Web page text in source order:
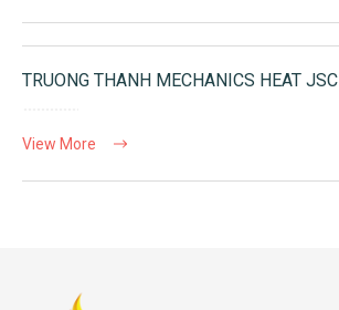
TRUONG THANH MECHANICS HEAT JSC
View More